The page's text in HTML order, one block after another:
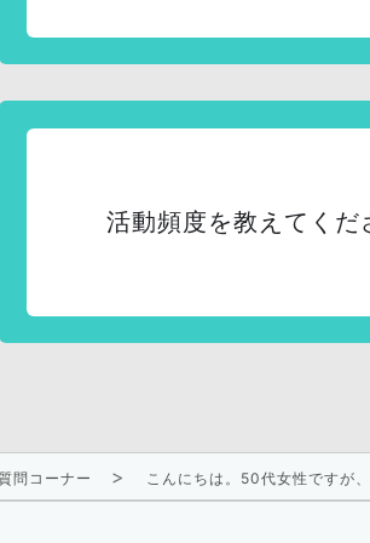
活動頻度を教えてくだ
問コーナー こんにちは。50代女性ですが